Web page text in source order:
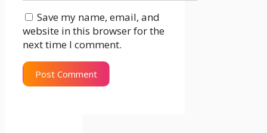
Save my name, email, and
website in this browser for the
next time I comment.